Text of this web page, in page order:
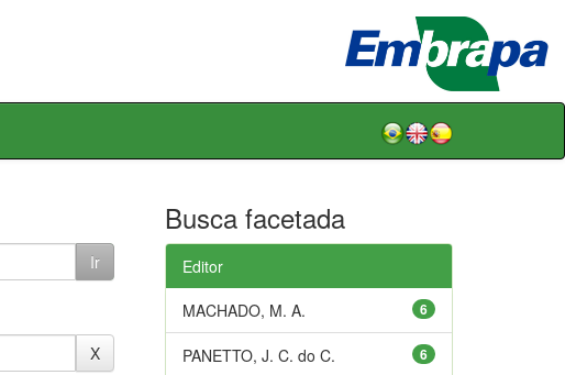
Busca facetada
Editor
6
MACHADO, M. A.
6
PANETTO, J. C. do C.